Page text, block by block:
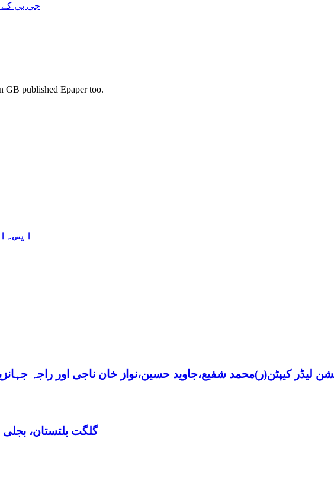
جی بی کے
GB published Epaper too.
لیڈر کیپٹن(ر)محمد شفیع،جاوید حسین،نواز خان ناجی اور راجہ
گلگت بلتستان، بجلی صارفین30کروڈ کے ڈیفالٹر